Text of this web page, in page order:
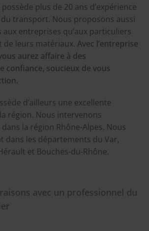
plus de 20 ans d’expérience
transport. Nous proposons aussi
aux entreprises qu’aux particuliers
leurs matériaux. Avec l’entreprise
vous aurez affaire à des
confiance, soucieux de vous
d’ailleurs une excellente
région. Nous intervenons
la région Rhône-Alpes. Nous
dans les départements du Var,
et Bouches-du-Rhône.
avec un professionnel du